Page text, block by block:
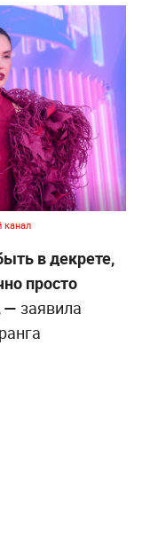
канал
в декрете,
просто
— заявила